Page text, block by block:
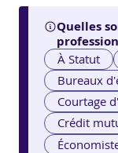
Quelles
À Statut
Bureaux
Courtage
Crédit